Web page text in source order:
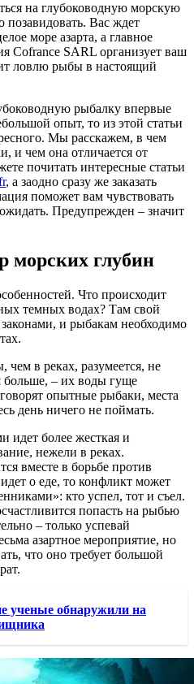
на глубоководную морскую
позавидовать. Вас ждет
море азарта, а главное
Cofrance SARL организует ваш
ловлю рыбы в настоящий
рыбалку впервые
опыт, то из этой статьи
Мы расскажем, в чем
и чем она отличается от
почитать интересные статьи
, а заодно сразу же заказать
поможет вам чувствовать
Предупрежден – значит
морских глубин
Что происходит
темных водах? Там свой
и рыбакам необходимо
в реках, разумеется, не
больше, – их воды гуще
опытные рыбаки, места
день ничего не поймать.
идет более жесткая и
нежели в реках.
вместе в борьбе против
о еде, то конфликт может
кто успел, тот и съел.
попасть на рыбью
– только успевай
азартное мероприятие, но
что оно требует большой
ученые обнаружили на